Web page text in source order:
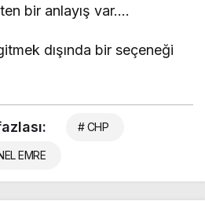
bir anlayış var….
dışında bir seçeneği
# CHP
EMRE